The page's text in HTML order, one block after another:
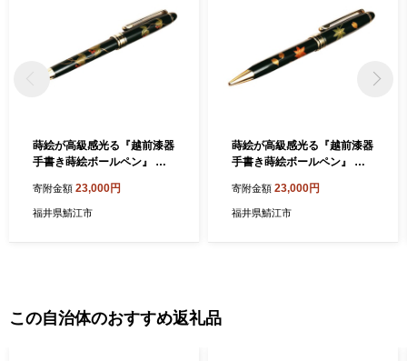
したら、ふるさと納税担当(furusato-sabae@soe.or.jp)までご連絡く
蒔絵が高級感光る『越前漆器
手書き蒔絵ボールペン』 つ
寄附金額 23,000円
福井県鯖江市
蒔絵が高級感光る『越前漆器
手書き蒔絵ボールペン』 春
寄附金額 23,000円
福井県鯖江市
この自治体のおすすめ返礼品